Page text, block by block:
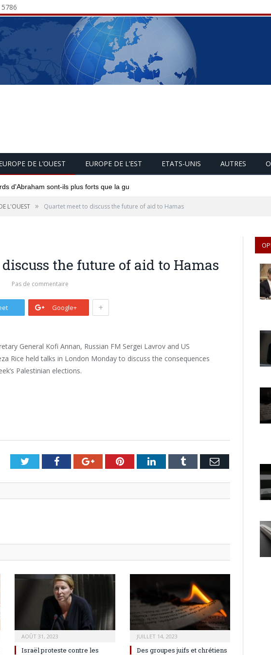
DE L’OUEST EUROPE DE L’EST ETATS-UNIS AUTRES
d'Abraham sont-ils plus forts que la guerre entre Israël et le Hamas ?
L'OUEST » Quartet meet to discuss the future of aid to Hamas
the future of aid to Hamas
Pas de commentaire
Google+ +
General Kofi Annan, Russian FM Sergei Lavrov and US
Rice held talks in London Monday to discuss the consequences
Palestinian elections.
TwitterFacebookGoogle+PinterestLinkedInTumblr Email
AOÛT 31, 2023
Israël proteste contre les
JUILLET 14, 2023
Des groupes juifs et chrétiens